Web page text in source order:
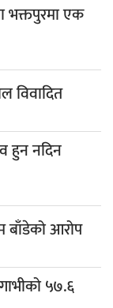
भक्तपुरमा एक
विवादित
हुन नदिन
बाँडेको आरोप
५७.६